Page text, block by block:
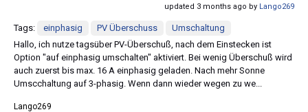
updated 3 months ago by Lango269
Tags: einphasig PV Überschuss
Umschaltung
Hallo, ich nutze tagsüber PV-Überschuß, nach dem Einstecken ist
Option "auf einphasig umschalten" aktiviert. Bei wenig Überschuß wird
auch zuerst bis max. 16 A einphasig geladen. Nach mehr Sonne
Umscchaltung auf 3-phasig. Wenn dann wieder wegen zu we...
Lango269